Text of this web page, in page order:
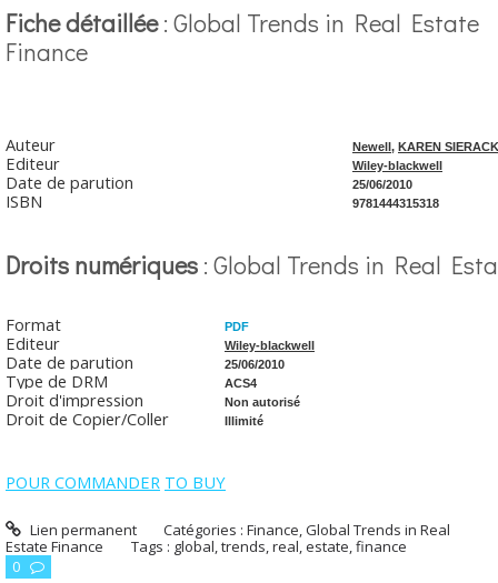
Fiche détaillée: Global Trends in Real Estate
Finance
Auteur Newell, KAREN
Editeur Wiley-blackwell
Date de parution 25/06/2010
ISBN 9781444315318
Droits numériques : Global Trends in Real
Format PDF
Editeur Wiley-blackwell
Date de parution 25/06/2010
Type de DRM ACS4
Droit d'impression Non autorisé
Droit de Copier/Coller Illimité
POUR COMMANDER TO BUY
Lien permanent Catégories :Finance,Global Trends in Real
Estate Finance
Tags : global,trends,real,estate,finance
0